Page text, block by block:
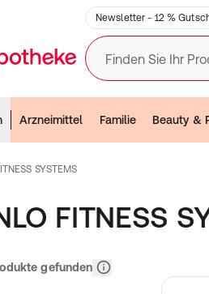
Newsletter - 12 %
Finden Sie Ihr
Arzneimittel Familie Beauty &
SYSTEMS
FITNESS
gefundenRelevanz